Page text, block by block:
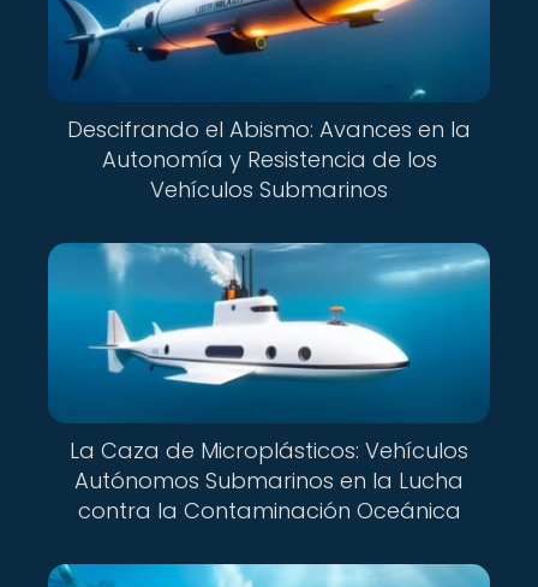
Descifrando el Abismo: Avances en la
Autonomía y Resistencia de los
Vehículos Submarinos
La Caza de Microplásticos: Vehículos
Autónomos Submarinos en la Lucha
contra la Contaminación Oceánica